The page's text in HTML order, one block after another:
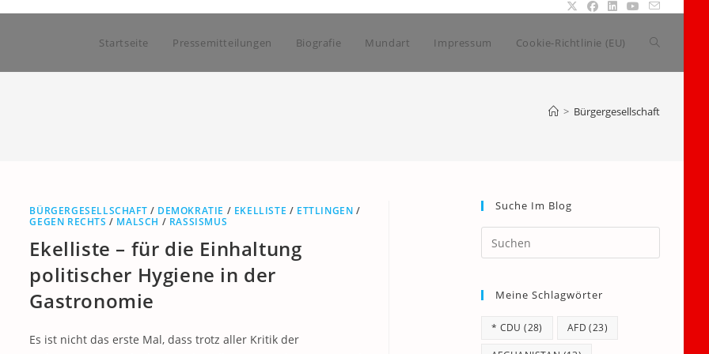
Startseite Pressemitteilungen Biografie Mundart Impressum Cookie-Richtlinie (EU) Website-
> Bürgergesellschaft
BÜRGERGESELLSCHAFT / DEMOKRATIE / EKELLISTE / ETTLINGEN /
GEGEN RECHTS / MALSCH / RASSISMUS
Ekelliste – für die Einhaltung
politischer Hygiene in der
Gastronomie
Es ist nicht das erste Mal, dass trotz aller Kritik der
Suche Im Blog
Escape
Meine Schlagwörter
* CDU (28) AFD (23)